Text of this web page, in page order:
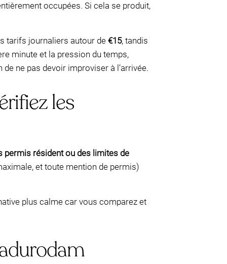
occupées. Si cela se produit,
tarifs journaliers autour de€15, tandis
minute et la pression du temps,
de ne pas devoir improviser à l’arrivée.
les
permis résident ou des limites de
et toute mention de permis)
plus calme car vous comparez et